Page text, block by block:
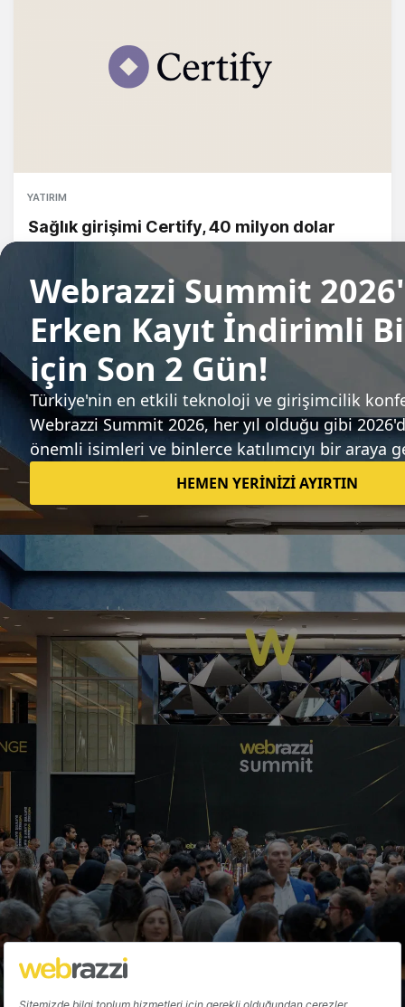
YATIRIM
Sağlık girişimi Certify, 40 milyon dolar
yatırım aldı
Candeğer Muradoğlu
Sıradaki haber
Anthropic'in Claude'u, Google
Workspace entegrasyonu ile e-
postaları ve belgeleri tarayabilecek